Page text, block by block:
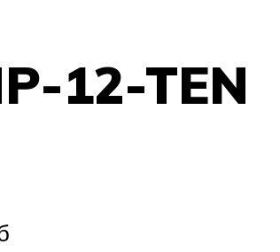
12-TEN